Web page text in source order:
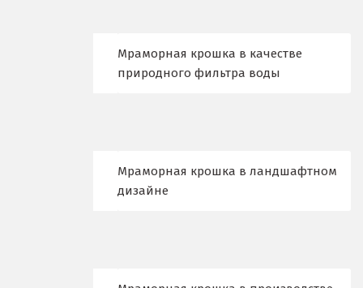
Мраморная крошка в качестве
природного фильтра воды
Мраморная крошка в ландшафтном
дизайне